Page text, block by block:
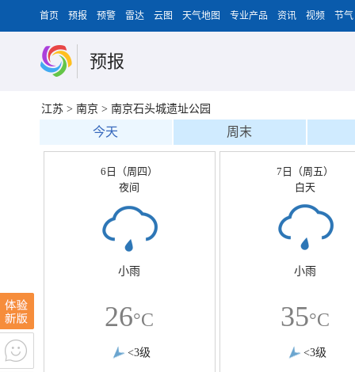
首页 预报 预警 雷达 云图 天气地图 专业产品 资讯 视频 节气
预报
江苏 > 南京 > 南京石头城遗址公园
今天 周末
6日（周四）
夜间
小雨
26°C
<3级
7日（周五）
白天
小雨
35°C
<3级